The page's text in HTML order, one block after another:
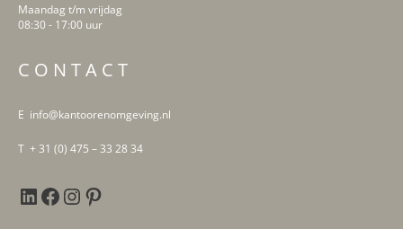
Maandag t/m vrijdag
08:30 - 17:00 uur
C O N T A C T
E info@kantoorenomgeving.nl
T + 31 (0) 475 – 33 28 34
LinkedIn
Facebook
Instagram
Pinterest